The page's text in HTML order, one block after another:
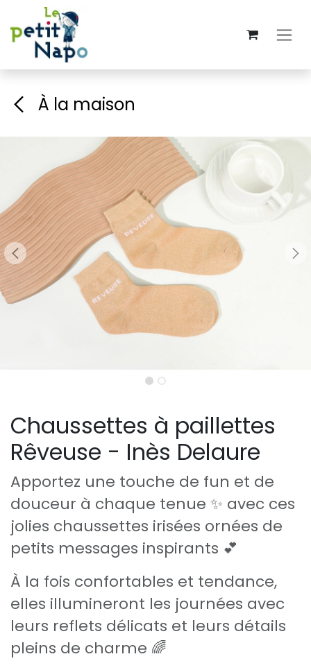
Se rendre au contenu
À la maison
Chaussettes à paillettes
Rêveuse - Inès Delaure
Apportez une touche de fun et de
douceur à chaque tenue ✨ avec ces
jolies chaussettes irisées ornées de
petits messages inspirants 💕
À la fois confortables et tendance,
elles illumineront les journées avec
leurs reflets délicats et leurs détails
pleins de charme 🌈